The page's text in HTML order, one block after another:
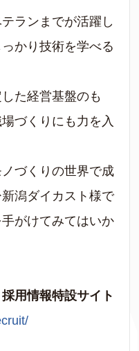
ランまでが活躍し
かり技術を学べる
た経営基盤のも
づくりにも力を入
ノづくりの世界で成
潟ダイカスト様で
がけてみてはいか
用情報特設サイト